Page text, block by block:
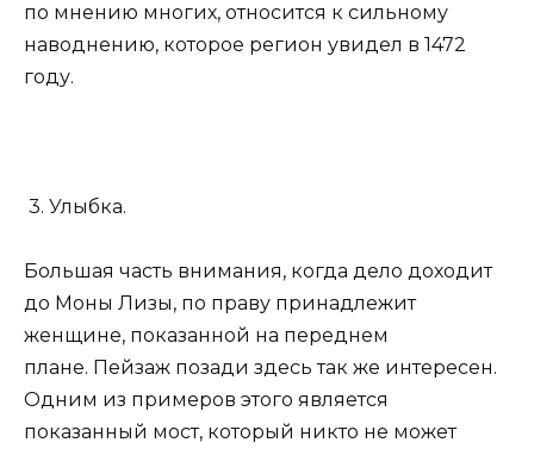
по мнению многих, относится к сильному
наводнению, которое регион увидел в 1472
году.
3. Улыбка.
Большая часть внимания, когда дело доходит
до Моны Лизы, по праву принадлежит
женщине, показанной на переднем
плане. Пейзаж позади здесь так же интересен.
Одним из примеров этого является
показанный мост, который никто не может